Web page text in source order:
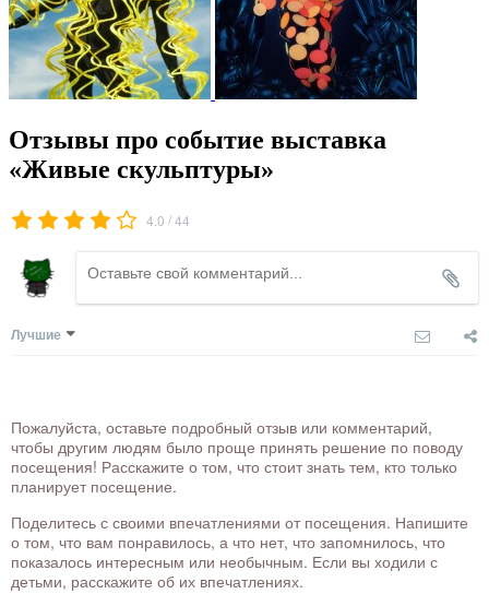
Отзывы про событие выставка
«Живые скульптуры»
4.0 /44
Лучшие
Пожалуйста, оставьте подробный отзыв или комментарий,
чтобы другим людям было проще принять решение по поводу
посещения! Расскажите о том, что стоит знать тем, кто только
планирует посещение.
Поделитесь с своими впечатлениями от посещения. Напишите
о том, что вам понравилось, а что нет, что запомнилось, что
показалось интересным или необычным. Если вы ходили с
детьми, расскажите об их впечатлениях.